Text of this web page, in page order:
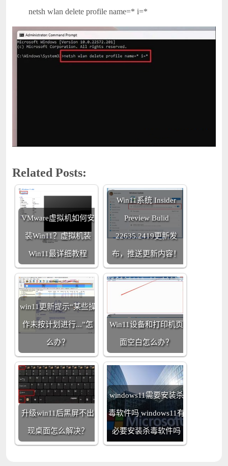
netsh wlan delete profile name=* i=*
Related Posts:
VMware虚拟机如何安
装Win11？虚拟机装
Win11最详细教程
Win11系统 Insider
Preview Bulid
22635.2419更新发
布，推送更新内容！
win11更新提示“某些操
作未按计划进行...”怎
么办？
Win11设备和打印机页
面空白怎么办？
升级win11后黑屏不出
现桌面怎么解决？
windows11需要安装杀
毒软件吗 windows11有
必要安装杀毒软件吗